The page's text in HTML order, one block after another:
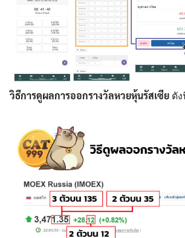
วิธีการดูผลการออกรางวัลหวยหุ้นรัสเซีย ดั